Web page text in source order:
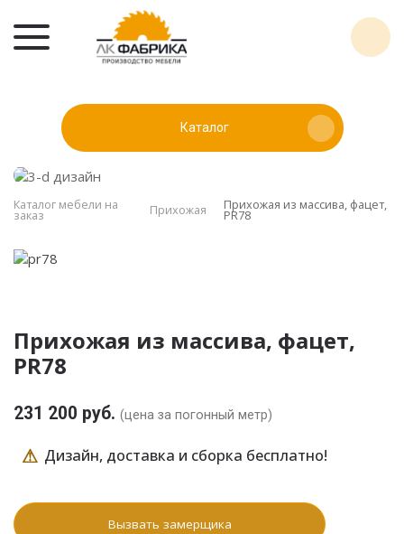
Каталог
Каталог мебели на
заказ Прихожая Прихожая из массива, фацет,
PR78
Прихожая из массива, фацет,
PR78
231 200 руб. (цена за погонный метр)
⚠ Дизайн, доставка и сборка бесплатно!
Вызвать замерщика